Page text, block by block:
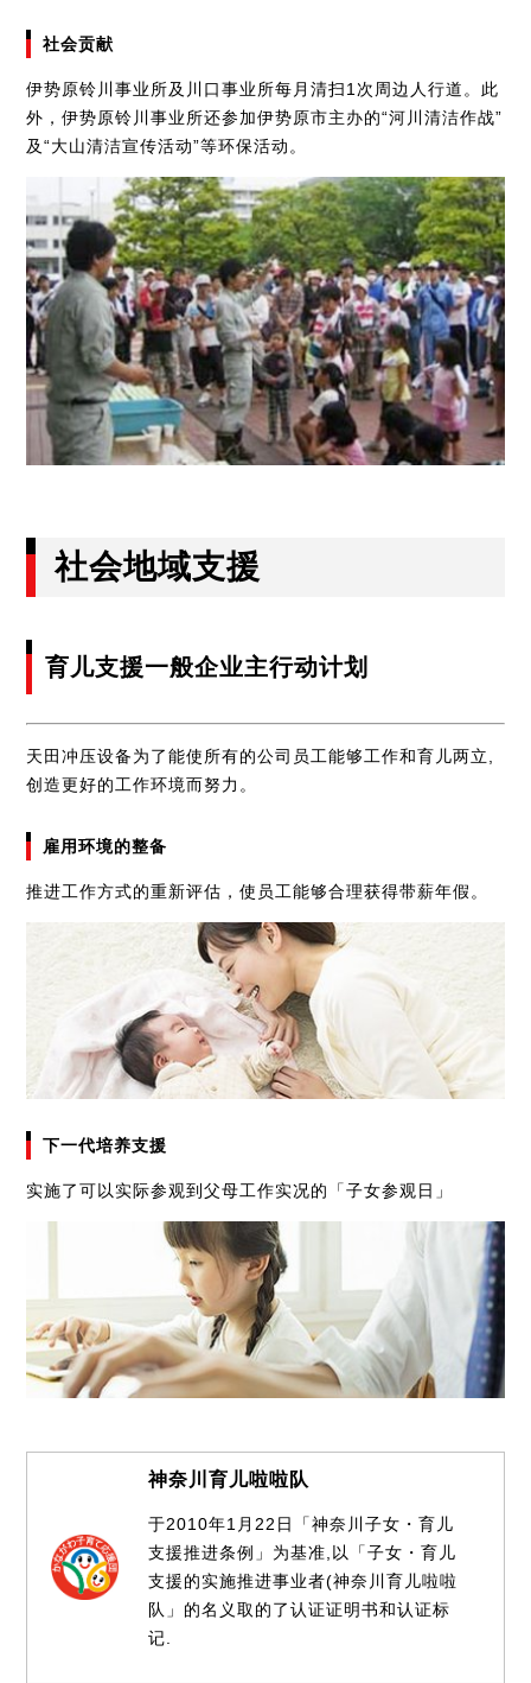
社会贡献
伊势原铃川事业所及川口事业所每月清扫1次周边人行道。此
外，伊势原铃川事业所还参加伊势原市主办的“河川清洁作战”
及“大山清洁宣传活动”等环保活动。
社会地域支援
育儿支援一般企业主行动计划
天田冲压设备为了能使所有的公司员工能够工作和育儿两立,
创造更好的工作环境而努力。
雇用环境的整备
推进工作方式的重新评估，使员工能够合理获得带薪年假。
下一代培养支援
实施了可以实际参观到父母工作实况的「子女参观日」
神奈川育儿啦啦队
于2010年1月22日「神奈川子女・育儿
支援推进条例」为基准,以「子女・育儿
支援的实施推进事业者(神奈川育儿啦啦
队」的名义取的了认证证明书和认证标
记.